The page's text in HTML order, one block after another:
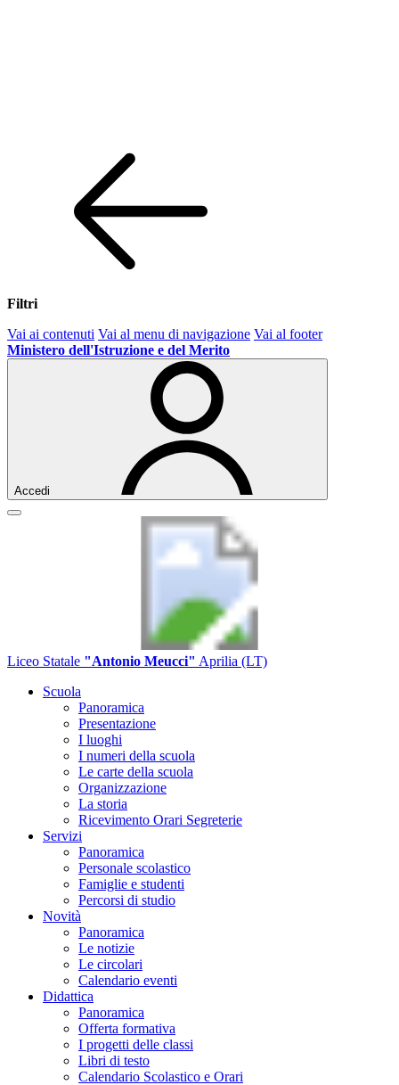
Filtri
Vai ai contenuti Vai al menu di navigazione Vai al footer
Ministero dell'Istruzione e del Merito
Accedi
Liceo Statale "Antonio Meucci" Aprilia (LT)
Scuola
Panoramica
Presentazione
I luoghi
I numeri della scuola
Le carte della scuola
Organizzazione
La storia
Ricevimento Orari Segreterie
Servizi
Panoramica
Personale scolastico
Famiglie e studenti
Percorsi di studio
Novità
Panoramica
Le notizie
Le circolari
Calendario eventi
Didattica
Panoramica
Offerta formativa
I progetti delle classi
Libri di testo
Calendario Scolastico e Orari